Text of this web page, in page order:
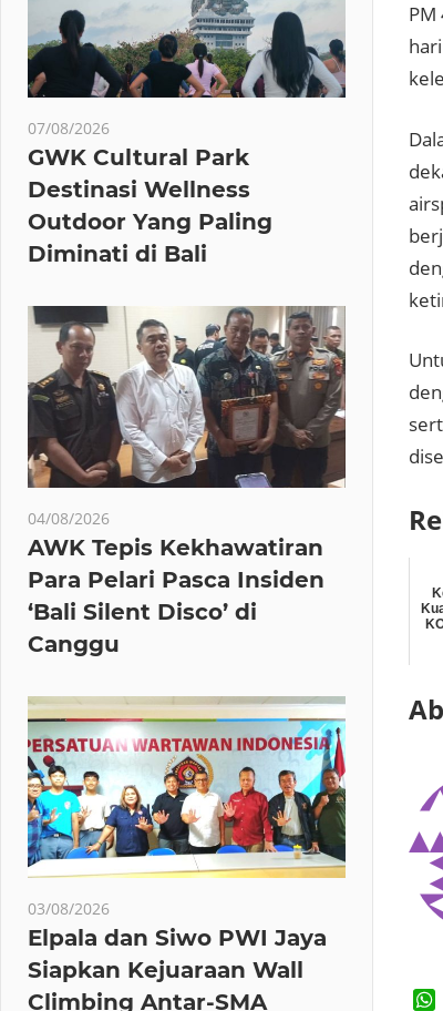
07/08/2026
GWK Cultural Park
Destinasi Wellness
Outdoor Yang Paling
Diminati di Bali
04/08/2026
AWK Tepis Kekhawatiran
Para Pelari Pasca Insiden
‘Bali Silent Disco’ di
Canggu
03/08/2026
Elpala dan Siwo PWI Jaya
Siapkan Kejuaraan Wall
Climbing Antar-SMA